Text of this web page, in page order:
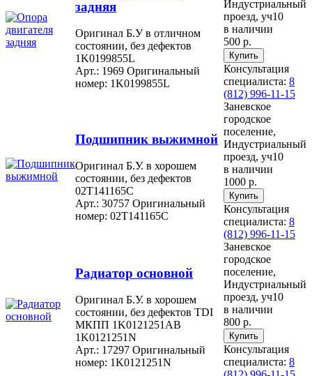
задняя
Оригинал Б.У в отличном
состоянии, без дефектов
1K0199855L
Арт.: 1969 Оригинальный
номер: 1K0199855L
Индустриальный
проезд, уч10
в наличии
500 р.
Консультация
специалиста: 8
(812) 996-11-15
Подшипник выжимной
Оригинал Б.У. в хорошем
состоянии, без дефектов
02T141165C
Арт.: 30757 Оригинальный
номер: 02T141165C
Заневское
городское
поселение,
Индустриальный
проезд, уч10
в наличии
1000 р.
Консультация
специалиста: 8
(812) 996-11-15
Радиатор основной
Оригинал Б.У. в хорошем
состоянии, без дефектов TDI
МКПП 1K0121251AB
1K0121251N
Арт.: 17297 Оригинальный
номер: 1K0121251N
Заневское
городское
поселение,
Индустриальный
проезд, уч10
в наличии
800 р.
Консультация
специалиста: 8